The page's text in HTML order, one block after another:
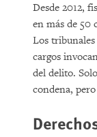
Desde 2012,
en más de 50
Los
cargos
del delito.
condena,